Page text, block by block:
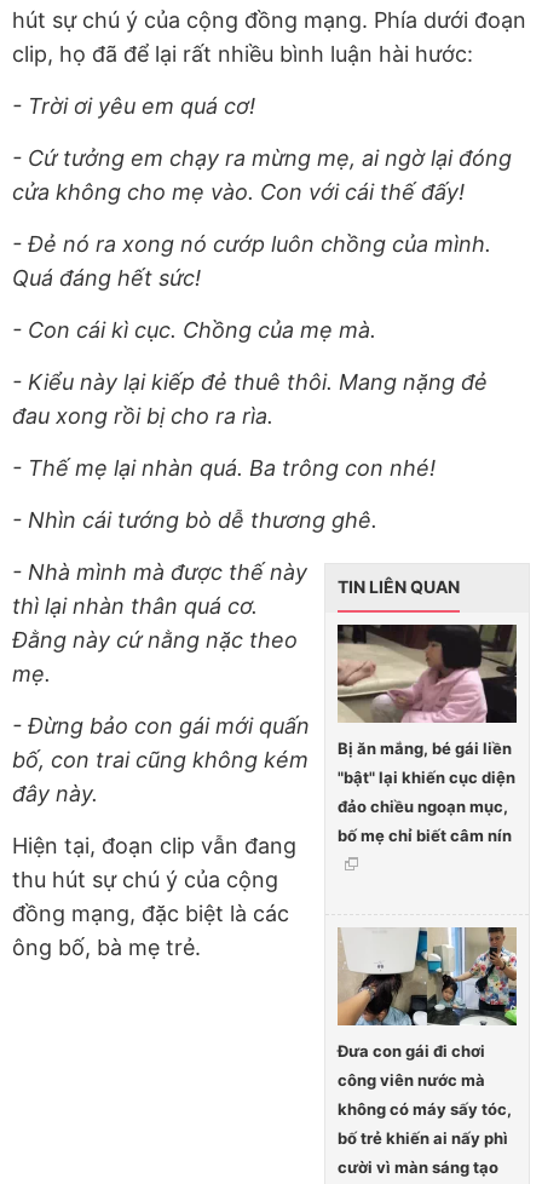
hút sự chú ý của cộng đồng mạng. Phía dưới đoạn
clip, họ đã để lại rất nhiều bình luận hài hước:
- Trời ơi yêu em quá cơ!
- Cứ tưởng em chạy ra mừng mẹ, ai ngờ lại đóng
cửa không cho mẹ vào. Con với cái thế đấy!
- Đẻ nó ra xong nó cướp luôn chồng của mình.
Quá đáng hết sức!
- Con cái kì cục. Chồng của mẹ mà.
- Kiểu này lại kiếp đẻ thuê thôi. Mang nặng đẻ
đau xong rồi bị cho ra rìa.
- Thế mẹ lại nhàn quá. Ba trông con nhé!
- Nhìn cái tướng bò dễ thương ghê.
TIN LIÊN QUAN
Bị ăn mắng, bé gái liền
"bật" lại khiến cục diện
đảo chiều ngoạn mục,
bố mẹ chỉ biết câm nín
Đưa con gái đi chơi
công viên nước mà
không có máy sấy tóc,
bố trẻ khiến ai nấy phì
cười vì màn sáng tạo
- Nhà mình mà được thế này
thì lại nhàn thân quá cơ.
Đằng này cứ nằng nặc theo
mẹ.
- Đừng bảo con gái mới quấn
bố, con trai cũng không kém
đây này.
Hiện tại, đoạn clip vẫn đang
thu hút sự chú ý của cộng
đồng mạng, đặc biệt là các
ông bố, bà mẹ trẻ.